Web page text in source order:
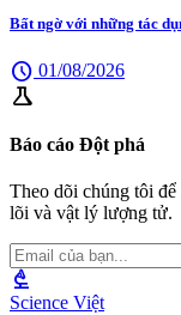
Bất ngờ với những tác
schedule 01/08/2026
science
Báo cáo Đột phá
Theo dõi chúng tôi để
lõi và vật lý lượng tử.
biotech
Science Việt